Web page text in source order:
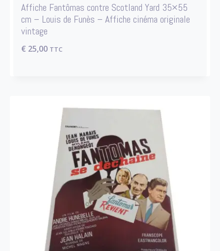
Affiche Fantômas contre Scotland Yard 35×55
cm – Louis de Funès – Affiche cinéma originale
vintage
€ 25,00 TTC